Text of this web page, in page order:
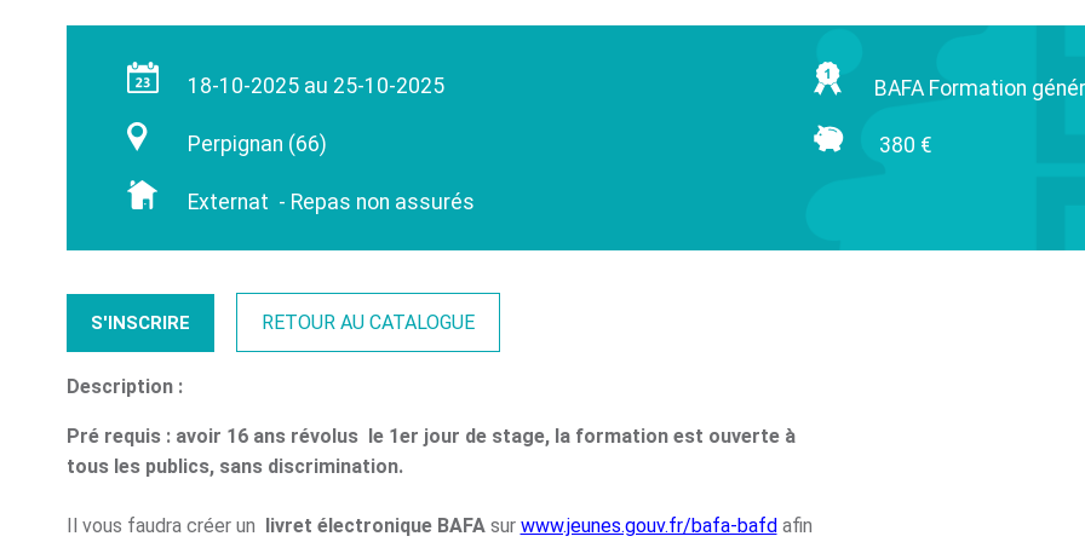
18-10-2025 au 25-10-2025
Perpignan (66)
Externat - Repas non assurés
BAFA Formation
380 €
S'INSCRIRE RETOUR AU CATALOGUE
Description :
Pré requis : avoir 16 ans révolus le 1er jour de stage, la formation est ouverte à
tous les publics, sans discrimination.
Il vous faudra créer un livret électronique BAFAsur www.jeunes.gouv.fr/bafa-bafdafin